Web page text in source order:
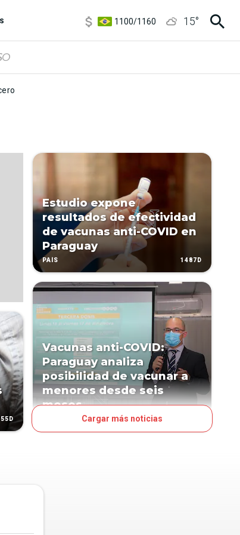
1100/1160
15°
Estudio expone
resultados de efectividad
de vacunas anti-COVID en
Paraguay
PAÍS 1487D
Vacunas anti-COVID:
Paraguay analiza
posibilidad de vacunar a
menores desde seis
meses
Cargar más noticias